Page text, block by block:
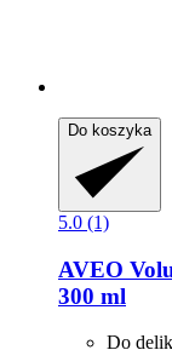
Do koszyka
5.0 (1)
AVEO
300 ml
Do